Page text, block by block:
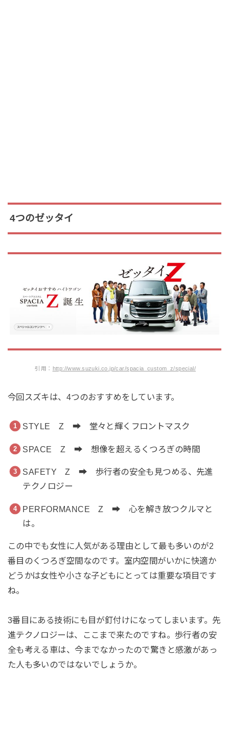
4つのゼッタイ
引用： http://www.suzuki.co.jp/car/spacia_custom_z/special/
今回スズキは、4つのおすすめをしています。
STYLE Z ➡ 堂々と輝くフロントマスク
SPACE Z ➡ 想像を超えるくつろぎの時間
SAFETY Z ➡ 歩行者の安全も見つめる、先進
テクノロジー
PERFORMANCE Z ➡ 心を解き放つクルマと
は。
この中でも女性に人気がある理由として最も多いのが2
番目のくつろぎ空間なのです。室内空間がいかに快適か
どうかは女性や小さな子どもにとっては重要な項目です
ね。
3番目にある技術にも目が釘付けになってしまいます。先
進テクノロジーは、ここまで来たのですね。歩行者の安
全も考える車は、今までなかったので驚きと感激があっ
た人も多いのではないでしょうか。